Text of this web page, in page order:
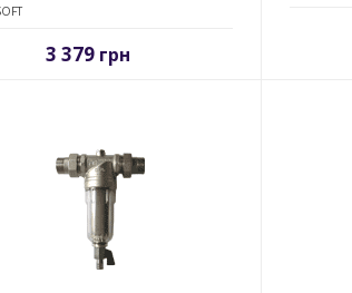
3 379 грн